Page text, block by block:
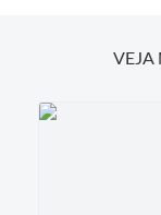
VEJA